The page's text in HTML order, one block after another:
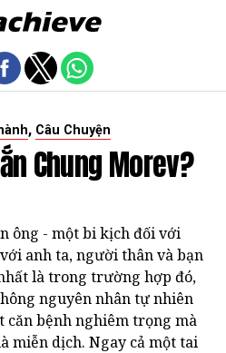
, Câu Chuyện
Chung Morev?
ông - một bi kịch đối với
anh ta, người thân và bạn
là trong trường hợp đó,
nguyên nhân tự nhiên
căn bệnh nghiêm trọng mà
miễn dịch. Ngay cả một tai